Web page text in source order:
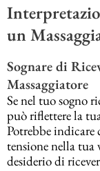
un
Sognare di
Massaggiatore
Se nel tuo sogno
può riflettere la
Potrebbe indicare
tensione nella tua
desiderio di